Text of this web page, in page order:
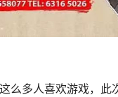
么多人喜欢游戏，